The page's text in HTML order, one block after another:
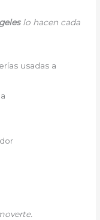
lo hacen cada
usadas a